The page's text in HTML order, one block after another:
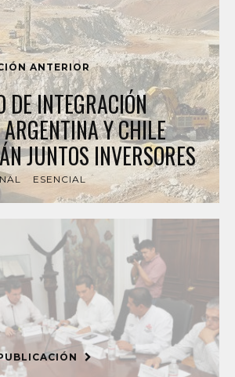
ANTERIOR
DE INTEGRACIÓN
Y CHILE
JUNTOS INVERSORES
ESENCIAL